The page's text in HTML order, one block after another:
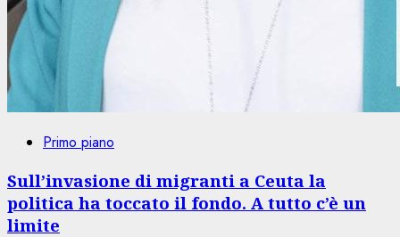
Primo piano
Sull’invasione di migranti a Ceuta la
politica ha toccato il fondo. A tutto c’è un
limite